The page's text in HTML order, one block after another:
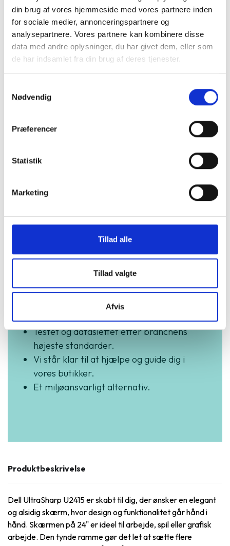
din brug af vores hjemmeside med vores partnere inden
for sociale medier, annonceringspartnere og
analysepartnere. Vores partnere kan kombinere disse
data med andre oplysninger, du har givet dem, eller som
de har indsamlet fra din brug af deres tjenester.
Nødvendig
Præferencer
Statistik
Marketing
Tillad alle
Tillad valgte
Afvis
Køb trygt hos
GreenMind
3 års garanti og hurtig levering.
Vurderet som fremragende på Trustpilot.
Produkter i høj kvalitet til skarpe priser.
Testet og dataslettet efter branchens
højeste standarder.
Vi står klar til at hjælpe og guide dig i
vores butikker.
Et miljøansvarligt alternativ.
Produktbeskrivelse
Dell UltraSharp U2415 er skabt til dig, der ønsker en elegant
og alsidig skærm, hvor design og funktionalitet går hånd i
hånd. Skærmen på 24" er ideel til arbejde, spil eller grafisk
arbejde. Den tynde ramme gør det let at sætte flere